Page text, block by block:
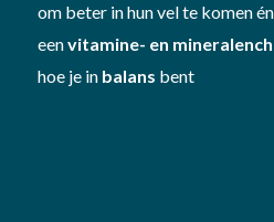
om beter in hun vel te komen
eenvitamine- en
hoe je in balans bent